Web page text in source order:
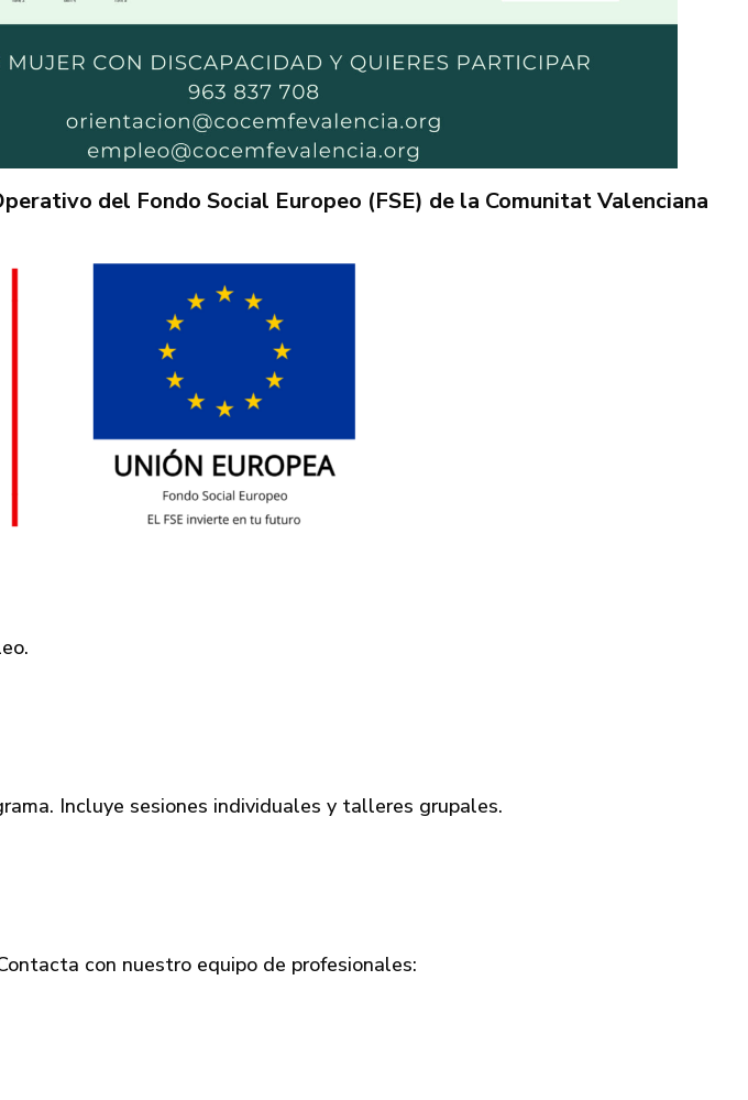
del Fondo Social Europeo (FSE) de la Comunitat Valenciana
Incluye sesiones individuales y talleres grupales.
con nuestro equipo de profesionales: